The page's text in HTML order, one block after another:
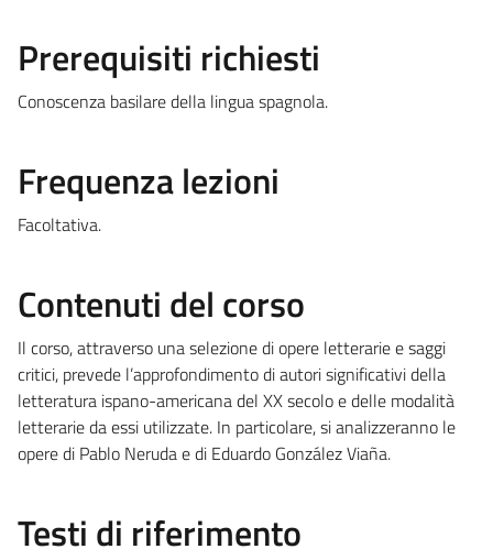
Prerequisiti richiesti
Conoscenza basilare della lingua spagnola.
Frequenza lezioni
Facoltativa.
Contenuti del corso
Il corso, attraverso una selezione di opere letterarie e saggi
critici, prevede l’approfondimento di autori significativi della
letteratura ispano-americana del XX secolo e delle modalità
letterarie da essi utilizzate. In particolare, si analizzeranno le
opere di Pablo Neruda e di Eduardo González Viaña.
Testi di riferimento